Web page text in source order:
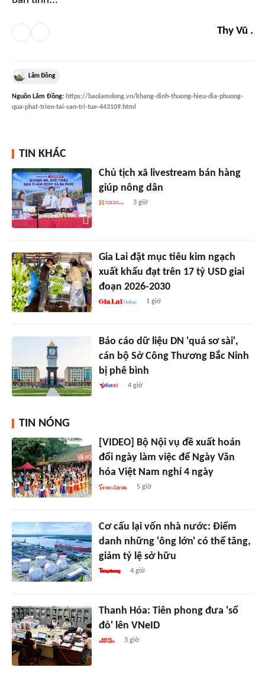
Thy Vũ .
Lâm Đồng
Nguồn Lâm Đồng: https://baolamdong.vn/khang-dinh-thuong-hieu-dia-phuong-
qua-phat-trien-tai-san-tri-tue-443109.html
TIN KHÁC
Chủ tịch xã livestream bán hàng
giúp nông dân
3 giờ
Gia Lai đặt mục tiêu kim ngạch
xuất khẩu đạt trên 17 tỷ USD giai
đoạn 2026-2030
1 giờ
Báo cáo dữ liệu DN 'quá sơ sài',
cán bộ Sở Công Thương Bắc Ninh
bị phê bình
4 giờ
TIN NÓNG
[VIDEO] Bộ Nội vụ đề xuất hoán
đổi ngày làm việc để Ngày Văn
hóa Việt Nam nghỉ 4 ngày
5 giờ
Cơ cấu lại vốn nhà nước: Điểm
danh những 'ông lớn' có thể tăng,
giảm tỷ lệ sở hữu
4 giờ
Thanh Hóa: Tiên phong đưa 'sổ
đỏ' lên VNeID
3 giờ